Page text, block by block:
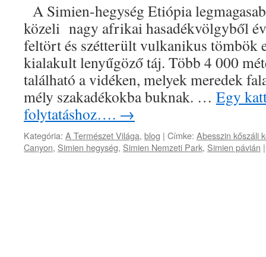
A Simien-hegység Etiópia
közeli nagy afrikai hasadékvölgyből
feltört és szétterült vulkanikus tömbök
kialakult lenyűgöző táj. Több 4 000
található a vidéken, melyek meredek
mély szakadékokba buknak. … Egy
folytatáshoz…. →
Kategória: A Természet Világa, blog | Címke: Abesszin kőszáli
Canyon, Simien hegység, Simien Nemzeti Park, Simien pávián |